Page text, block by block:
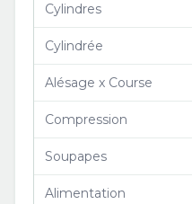
Cylindres
Cylindrée
Alésage x Course
Compression
Soupapes
Alimentation